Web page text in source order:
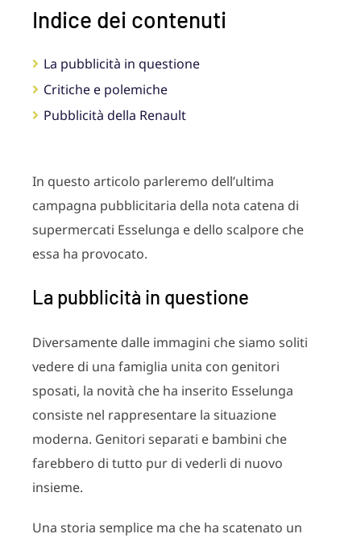
Indice dei contenuti
La pubblicità in questione
Critiche e polemiche
Pubblicità della Renault
In questo articolo parleremo dell’ultima
campagna pubblicitaria della nota catena di
supermercati Esselunga e dello scalpore che
essa ha provocato.
La pubblicità in questione
Diversamente dalle immagini che siamo soliti
vedere di una famiglia unita con genitori
sposati, la novità che ha inserito Esselunga
consiste nel rappresentare la situazione
moderna. Genitori separati e bambini che
farebbero di tutto pur di vederli di nuovo
insieme.
Una storia semplice ma che ha scatenato un